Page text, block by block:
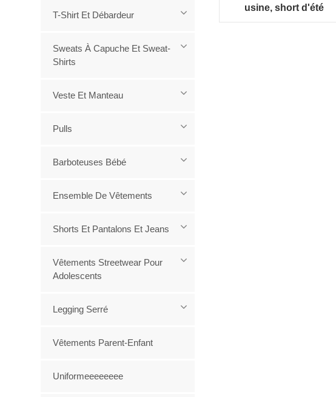
usine, short d'été
respirant en Polyester
T-Shirt Et Débardeur
Sweats À Capuche Et Sweat-
Shirts
Veste Et Manteau
Pulls
Barboteuses Bébé
Ensemble De Vêtements
Shorts Et Pantalons Et Jeans
Vêtements Streetwear Pour
Adolescents
Legging Serré
Vêtements Parent-Enfant
Uniformeeeeeeee